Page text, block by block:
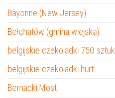
Bayonne (New Jersey)
Bełchatów (gmina wiejska)
belgijskie czekoladki 750 sztuk
belgijskie czekoladki hurt
Bernacki Most